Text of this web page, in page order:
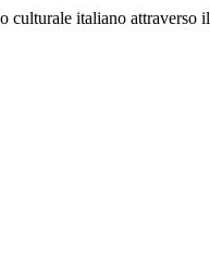
culturale italiano attraverso il